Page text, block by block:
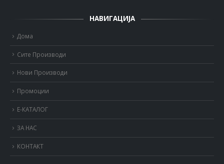
НАВИГАЦИЈА
Дома
Сите Производи
Нови Производи
Промоции
Е-КАТАЛОГ
ЗА НАС
КОНТАКТ